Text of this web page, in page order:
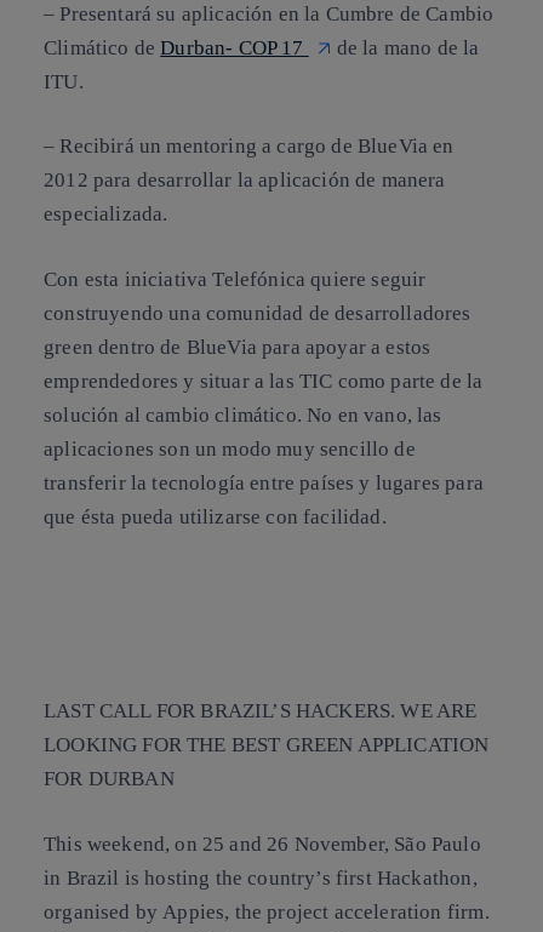
– Presentará su aplicación en la Cumbre de Cambio
Climático deDurban- COP 17
de la mano de la
ITU.
– Recibirá un mentoring a cargo de BlueVia en
2012 para desarrollar la aplicación de manera
especializada.
Con esta iniciativa Telefónica quiere seguir
construyendo una comunidad de desarrolladores
green dentro de BlueVia para apoyar a estos
emprendedores y situar a las TIC como parte de la
solución al cambio climático. No en vano, las
aplicaciones son un modo muy sencillo de
transferir la tecnología entre países y lugares para
que ésta pueda utilizarse con facilidad.
LAST CALL FOR BRAZIL’S HACKERS. WE ARE
LOOKING FOR THE BEST GREEN APPLICATION
FOR DURBAN
This weekend, on 25 and 26 November, São Paulo
in Brazil is hosting the country’s first Hackathon,
organised by Appies, the project acceleration firm.